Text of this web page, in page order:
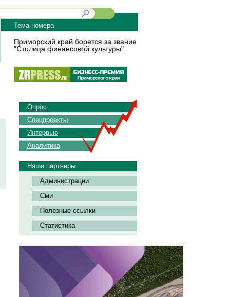
Тема номера
Приморский край борется за звание
"Столица финансовой культуры"
Опрос
Спецпроекты
Интервью
Аналитика
Наши партнеры
Администрации
Сми
Полезные ссылки
Статистика